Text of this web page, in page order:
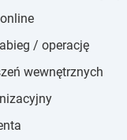
/ operację
wewnętrznych